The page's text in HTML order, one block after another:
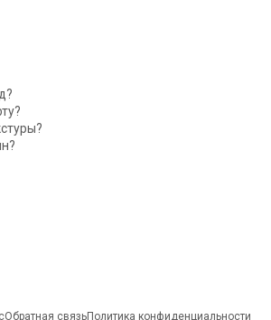
Обратная связьПолитика конфиденциальности